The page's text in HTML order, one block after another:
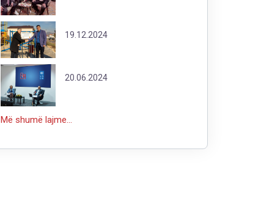
19.12.2024
20.06.2024
Më shumë lajme...